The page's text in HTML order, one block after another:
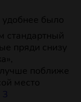
было
стандартный
пряди снизу
поближе
место